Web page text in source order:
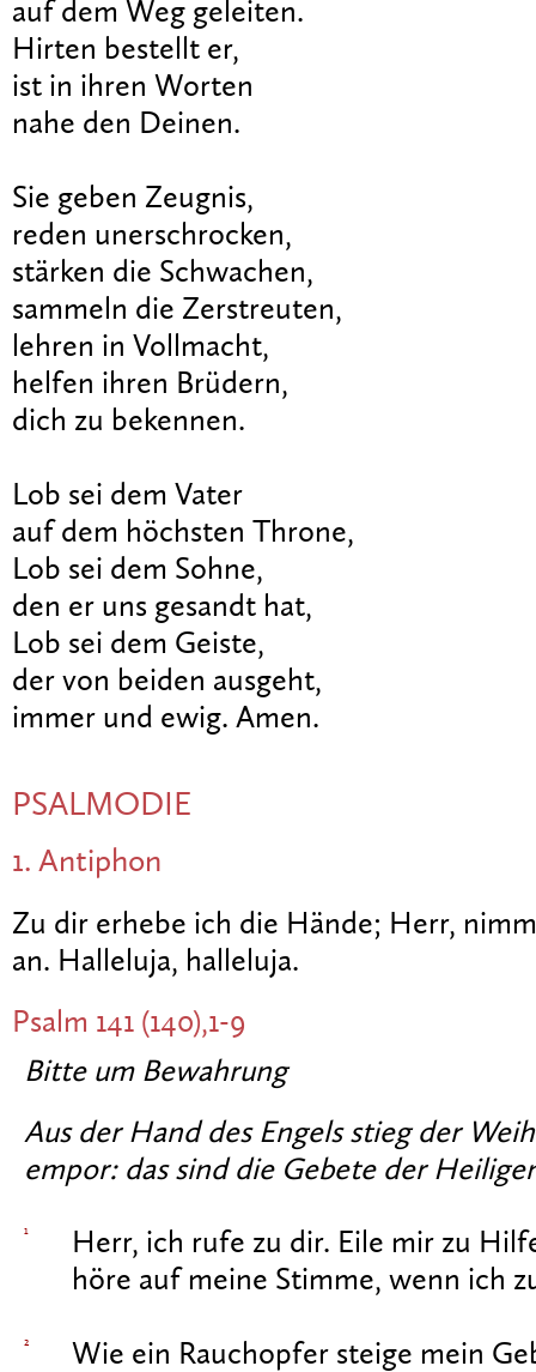
auf dem Weg geleiten.
Hirten bestellt er,
ist in ihren Worten
nahe den Deinen.
Sie geben Zeugnis,
reden unerschrocken,
stärken die Schwachen,
sammeln die Zerstreuten,
lehren in Vollmacht,
helfen ihren Brüdern,
dich zu bekennen.
Lob sei dem Vater
auf dem höchsten Throne,
Lob sei dem Sohne,
den er uns gesandt hat,
Lob sei dem Geiste,
der von beiden ausgeht,
immer und ewig. Amen.
PSALMODIE
1. Antiphon
Zu dir erhebe ich die Hände; Herr,
an. Halleluja, halleluja.
Psalm 141 (140),1-9
Bitte um Bewahrung
Aus der Hand des Engels stieg der
empor: das sind die Gebete der
1
Herr, ich rufe zu dir. Eile mir zu
höre auf meine Stimme, wenn ich
2
Wie ein Rauchopfer steige mein